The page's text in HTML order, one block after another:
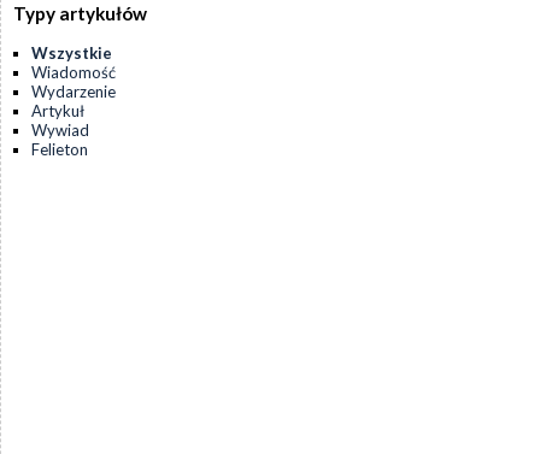
Typy artykułów
Wszystkie
Wiadomość
Wydarzenie
Artykuł
Wywiad
Felieton